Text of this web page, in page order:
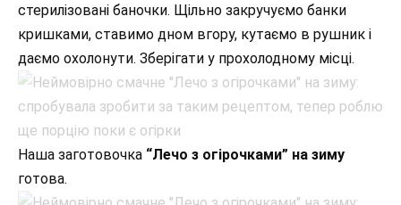
стерилізовані баночки. Щільно закручуємо банки
кришками, ставимо дном вгору, кутаємо в рушник і
даємо охолонути. Зберігати у прохолодному місці.
Наша заготовочка “Лечо з огірочками” на зиму
готова.